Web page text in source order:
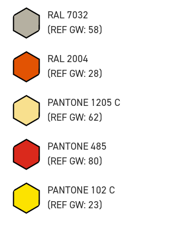
RAL 7032
(REF GW: 58)
RAL 2004
(REF GW: 28)
PANTONE 1205 C
(REF GW: 62)
PANTONE 485
(REF GW: 80)
PANTONE 102 C
(REF GW: 23)